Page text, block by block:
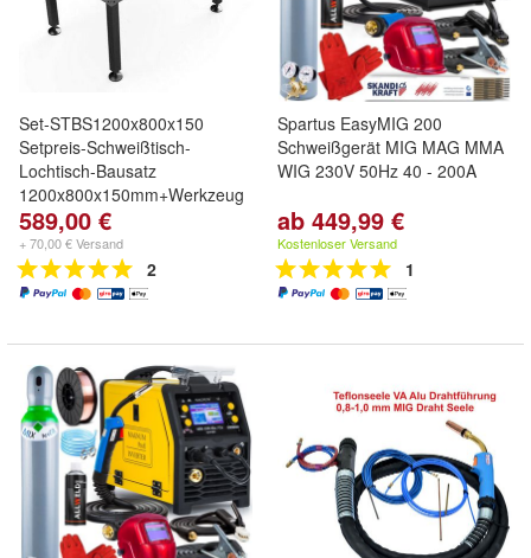
Set-STBS1200x800x150
Setpreis-Schweißtisch-
Lochtisch-Bausatz
1200x800x150mm+Werkzeug
589,00 €
+ 70,00 € Versand
2
Spartus EasyMIG 200
Schweißgerät MIG MAG MMA
WIG 230V 50Hz 40 - 200A
ab 449,99 €
Kostenloser Versand
1